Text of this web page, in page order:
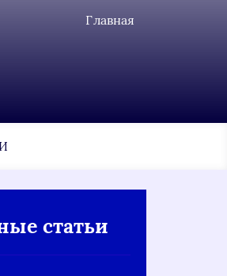
Главная
статьи